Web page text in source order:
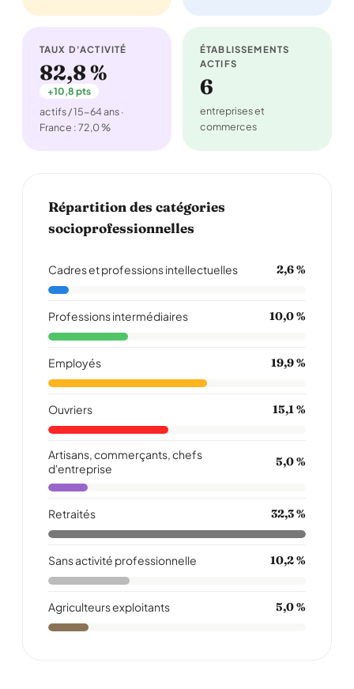
TAUX D'ACTIVITÉ
82,8 %
+10,8 pts
actifs / 15-64 ans ·
France : 72,0 %
ÉTABLISSEMENTS
ACTIFS
6
entreprises et
commerces
Répartition des catégories
socioprofessionnelles
Cadres et professions intellectuelles 2,6 %
Professions intermédiaires 10,0 %
Employés 19,9 %
Ouvriers 15,1 %
Artisans, commerçants, chefs
d'entreprise
5,0 %
Retraités 32,3 %
Sans activité professionnelle 10,2 %
Agriculteurs exploitants 5,0 %